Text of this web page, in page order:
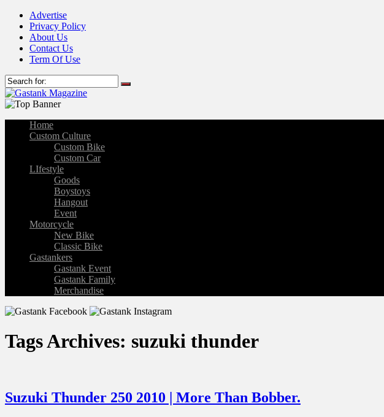
Advertise
Privacy Policy
About Us
Contact Us
Term Of Use
Home
Custom Culture
Custom Bike
Custom Car
LIfestyle
Goods
Boystoys
Hangout
Event
Motorcycle
New Bike
Classic Bike
Gastankers
Gastank Event
Gastank Family
Merchandise
Tags Archives: suzuki thunder
Suzuki Thunder 250 2010 | More Than Bobber.